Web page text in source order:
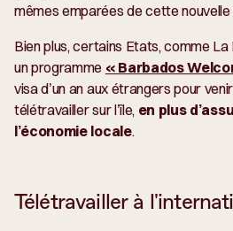
mêmes emparées de cette
Bien plus, certains Etats, comme
un programme « Barbados
visa d’un an aux étrangers pour
télétravailler sur l’île, en plus
l’économie locale.
Télétravailler à